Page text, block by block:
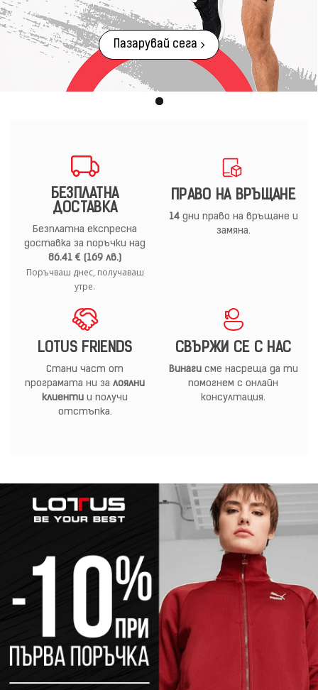
Пазарувай сега
БЕЗПЛАТНА
ДОСТАВКА
Безплатна експресна
доставка за поръчки над
86.41 € (169 лв.)
Поръчваш днес, получаваш
утре.
ПРАВО НА ВРЪЩАНЕ
14дни право на връщане и
замяна.
LOTUS FRIENDS
Стани част от
програмата ни за лоялни
клиенти и получи
отстъпка.
СВЪРЖИ СЕ С НАС
Винагисме насреща да ти
помогнем с онлайн
консултация.